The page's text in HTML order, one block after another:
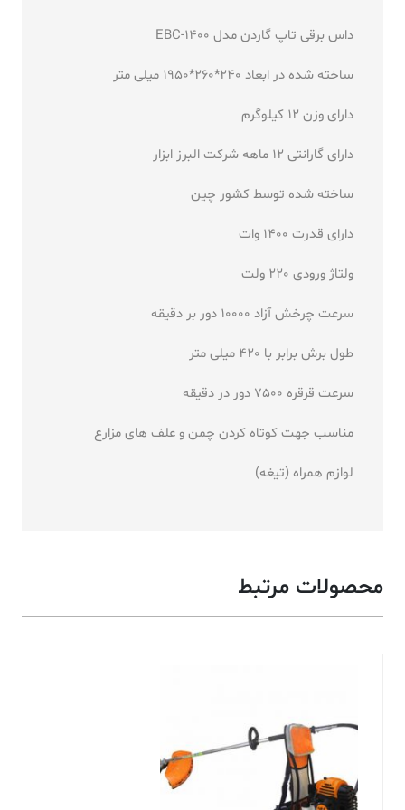
داس برقی تاپ گاردن مدل EBC-1400
ساخته شده در ابعاد 240*260*1950 میلی متر
دارای وزن 12 کیلوگرم
دارای گارانتی 12 ماهه شرکت البرز ابزار
ساخته شده توسط کشور چین
دارای قدرت 1400 وات
ولتاژ ورودی 220 ولت
سرعت چرخش آزاد 10000 دور بر دقیقه
طول برش برابر با 420 میلی متر
سرعت قرقره 7500 دور در دقیقه
مناسب جهت کوتاه کردن چمن و علف های مزارع
لوازم همراه (تیغه)
محصولات مرتبط